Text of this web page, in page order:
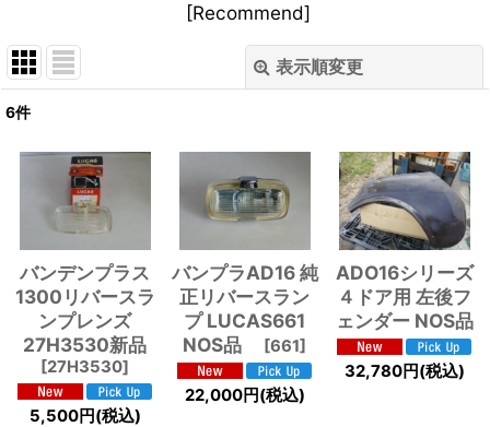
[Recommend]
表示順変更
並び順:
絞り込む
6件
バンデンプラス
1300リバースラ
ンプレンズ
27H3530新品
[27H3530]
5,500円(税込)
バンプラAD16 純
正リバースラン
プ LUCAS661
NOS品
[661]
22,000円(税込)
ADO16シリーズ
４ドア用 左後フ
ェンダー NOS品
32,780円(税込)